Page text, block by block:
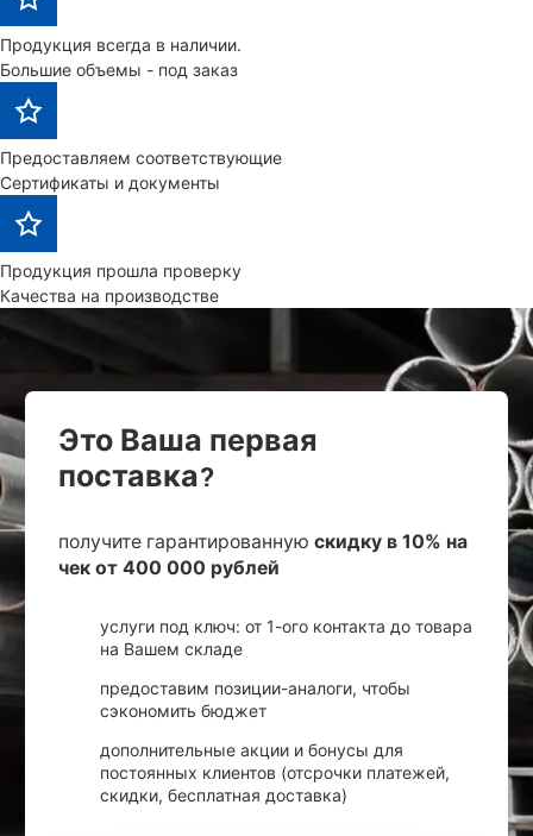
Продукция всегда в наличии.
Большие объемы - под заказ
Предоставляем соответствующие
Сертификаты и документы
Продукция прошла проверку
Качества на производстве
Это Ваша первая
поставка?
получите гарантированную скидку в 10% на
чек от 400 000 рублей
услуги под ключ: от 1-ого контакта до товара
на Вашем складе
предоставим позиции-аналоги, чтобы
сэкономить бюджет
дополнительные акции и бонусы для
постоянных клиентов (отсрочки платежей,
скидки, бесплатная доставка)